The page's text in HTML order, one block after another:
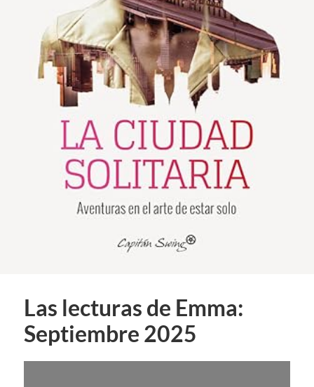
Las lecturas de Emma:
Septiembre 2025